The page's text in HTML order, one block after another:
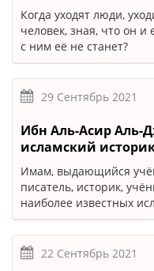
Когда уходят люди,
человек, зная, что он
с ним её не станет?
29 Сентябрь 2021
Ибн Аль-Асир
исламский
Имам, выдающийся
писатель, историк,
наиболее известных
22 Сентябрь 2021